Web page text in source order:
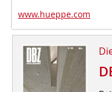
www.hueppe.com